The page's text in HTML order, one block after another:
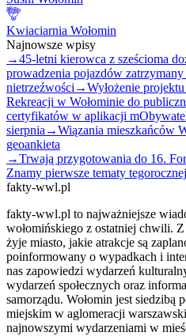
Kwiaciarnia Wołomin
Najnowsze wpisy
→45-letni kierowca z sześcioma
prowadzenia pojazdów
nietrzeźwości →Wyłożenie
Rekreacji w Wołominie do
certyfikatów w aplikacji
sierpnia →Wiązania mieszkańców
geoankieta
→Trwają przygotowania do 16.
Znamy pierwsze tematy
fakty-wwl.pl
fakty-wwl.pl to najważniejsze
wołomińskiego z ostatniej chwili.
żyje miasto, jakie atrakcje są
poinformowany o wypadkach i
nas zapowiedzi wydarzeń
wydarzeń społecznych oraz
samorządu. Wołomin jest siedzibą
miejskim w aglomeracji
najnowszymi wydarzeniami w